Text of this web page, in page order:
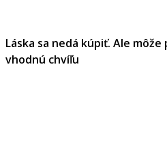
Láska sa nedá kúpiť. Ale
vhodnú chvíľu